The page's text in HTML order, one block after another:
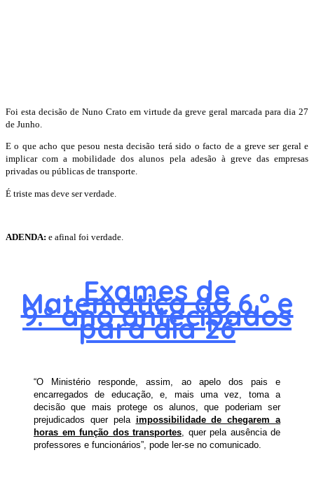
Foi esta decisão de Nuno Crato em virtude da greve geral marcada para dia 27
de Junho.
E o que acho que pesou nesta decisão terá sido o facto de a greve ser geral e
implicar com a mobilidade dos alunos pela adesão à greve das empresas
privadas ou públicas de transporte.
É triste mas deve ser verdade.
ADENDA: e afinal foi verdade.
Exames de
Matemática do 6.º e
9.º ano antecipados
para dia 26
“O Ministério responde, assim, ao apelo dos pais e
encarregados de educação, e, mais uma vez, toma a
decisão que mais protege os alunos, que poderiam ser
prejudicados quer pela impossibilidade de chegarem a
horas em função dos transportes , quer pela ausência de
professores e funcionários”, pode ler-se no comunicado.